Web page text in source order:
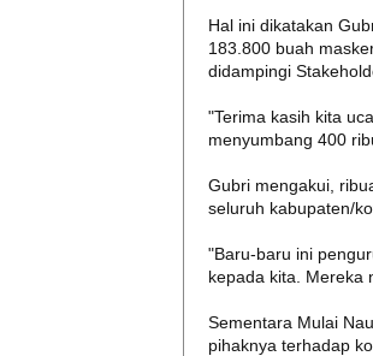
Hal ini dikatakan
183.800 buah
didampingi
"Terima kasih kita
menyumbang 400
Gubri mengakui,
seluruh kabupaten/
"Baru-baru ini
kepada kita. Mereka
Sementara Mulai
pihaknya terhadap